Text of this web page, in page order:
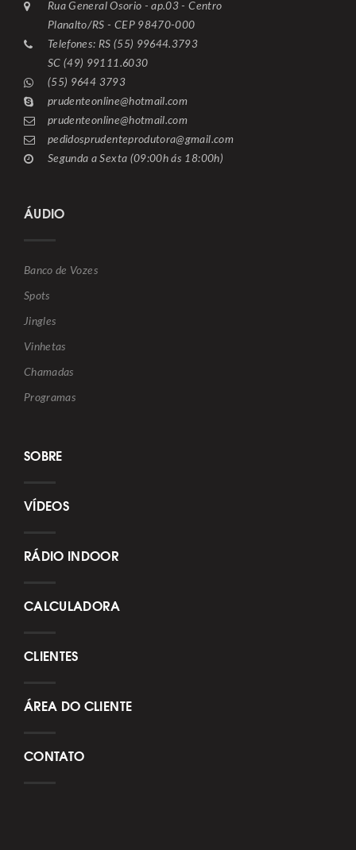
Rua General Osorio - ap.03 - Centro
Planalto/RS - CEP 98470-000
Telefones: RS (55) 99644.3793
SC (49) 99111.6030
(55) 9644 3793
prudenteonline@hotmail.com
prudenteonline@hotmail.com
pedidosprudenteprodutora@gmail.com
Segunda a Sexta (09:00h ás 18:00h)
ÁUDIO
Banco de Vozes
Spots
Jingles
Vinhetas
Chamadas
Programas
SOBRE
VÍDEOS
RÁDIO INDOOR
CALCULADORA
CLIENTES
ÁREA DO CLIENTE
CONTATO